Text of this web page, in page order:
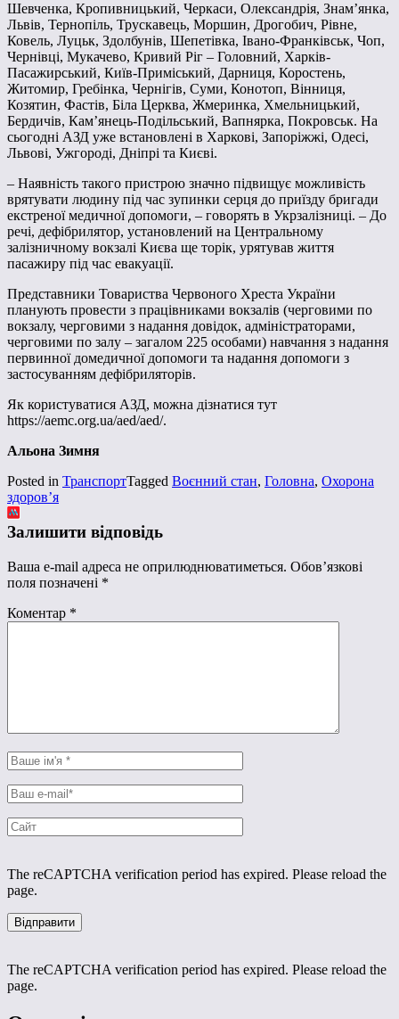
Шевченка, Кропивницький, Черкаси, Олександрія, Знам’янка,
Львів, Тернопіль, Трускавець, Моршин, Дрогобич, Рівне,
Ковель, Луцьк, Здолбунів, Шепетівка, Івано-Франківськ, Чоп,
Чернівці, Мукачево, Кривий Ріг – Головний, Харків-
Пасажирський, Київ-Приміський, Дарниця, Коростень,
Житомир, Гребінка, Чернігів, Суми, Конотоп, Вінниця,
Козятин, Фастів, Біла Церква, Жмеринка, Хмельницький,
Бердичів, Кам’янець-Подільський, Вапнярка, Покровськ. На
сьогодні АЗД уже встановлені в Харкові, Запоріжжі, Одесі,
Львові, Ужгороді, Дніпрі та Києві.
– Наявність такого пристрою значно підвищує можливість
врятувати людину під час зупинки серця до приїзду бригади
екстреної медичної допомоги, – говорять в Укрзалізниці. – До
речі, дефібрилятор, установлений на Центральному
залізничному вокзалі Києва ще торік, урятував життя
пасажиру під час евакуації.
Представники Товариства Червоного Хреста України
планують провести з працівниками вокзалів (черговими по
вокзалу, черговими з надання довідок, адміністраторами,
черговими по залу – загалом 225 особами) навчання з надання
первинної домедичної допомоги та надання допомоги з
застосуванням дефібриляторів.
Як користуватися АЗД, можна дізнатися тут
https://aemc.org.ua/aed/aed/.
Альона Зимня
Posted in ТранспортTagged Воєнний стан, Головна, Охорона
здоров’я
Залишити відповідь
Ваша e-mail адреса не оприлюднюватиметься. Обов’язкові
поля позначені *
Коментар *
The reCAPTCHA verification period has expired. Please reload the
page.
The reCAPTCHA verification period has expired. Please reload the
page.